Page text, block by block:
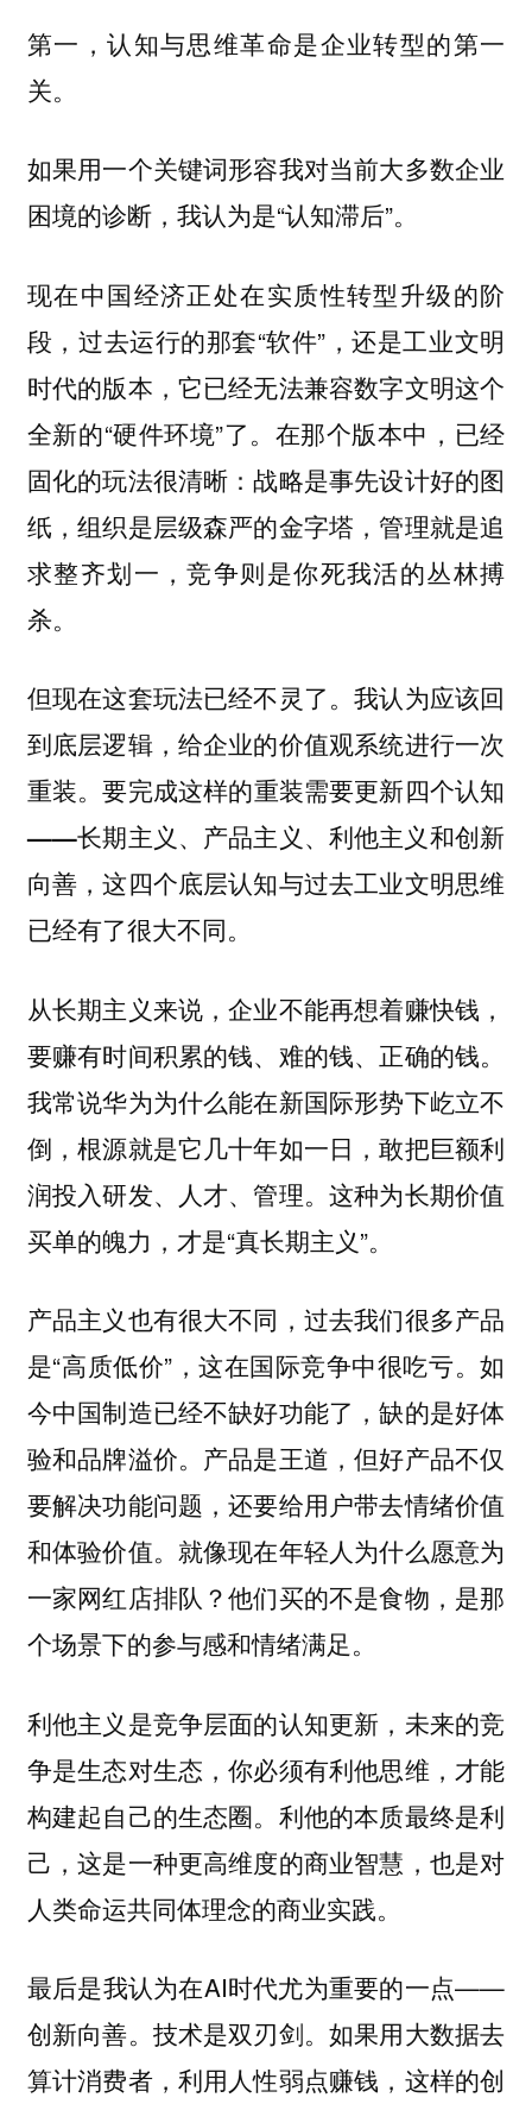
第一，认知与思维革命是企业转型的第一
关。
如果用一个关键词形容我对当前大多数企业
困境的诊断，我认为是“认知滞后”。
现在中国经济正处在实质性转型升级的阶
段，过去运行的那套“软件”，还是工业文明
时代的版本，它已经无法兼容数字文明这个
全新的“硬件环境”了。在那个版本中，已经
固化的玩法很清晰：战略是事先设计好的图
纸，组织是层级森严的金字塔，管理就是追
求整齐划一，竞争则是你死我活的丛林搏
杀。
但现在这套玩法已经不灵了。我认为应该回
到底层逻辑，给企业的价值观系统进行一次
重装。要完成这样的重装需要更新四个认知
——长期主义、产品主义、利他主义和创新
向善，这四个底层认知与过去工业文明思维
已经有了很大不同。
从长期主义来说，企业不能再想着赚快钱，
要赚有时间积累的钱、难的钱、正确的钱。
我常说华为为什么能在新国际形势下屹立不
倒，根源就是它几十年如一日，敢把巨额利
润投入研发、人才、管理。这种为长期价值
买单的魄力，才是“真长期主义”。
产品主义也有很大不同，过去我们很多产品
是“高质低价”，这在国际竞争中很吃亏。如
今中国制造已经不缺好功能了，缺的是好体
验和品牌溢价。产品是王道，但好产品不仅
要解决功能问题，还要给用户带去情绪价值
和体验价值。就像现在年轻人为什么愿意为
一家网红店排队？他们买的不是食物，是那
个场景下的参与感和情绪满足。
利他主义是竞争层面的认知更新，未来的竞
争是生态对生态，你必须有利他思维，才能
构建起自己的生态圈。 利他的本质最终是利
己，这是一种更高维度的商业智慧，也是对
人类命运共同体理念的商业实践。
最后是我认为在AI时代尤为重要的一点——
创新向善。技术是双刃剑。如果用大数据去
算计消费者，利用人性弱点赚钱，这样的创